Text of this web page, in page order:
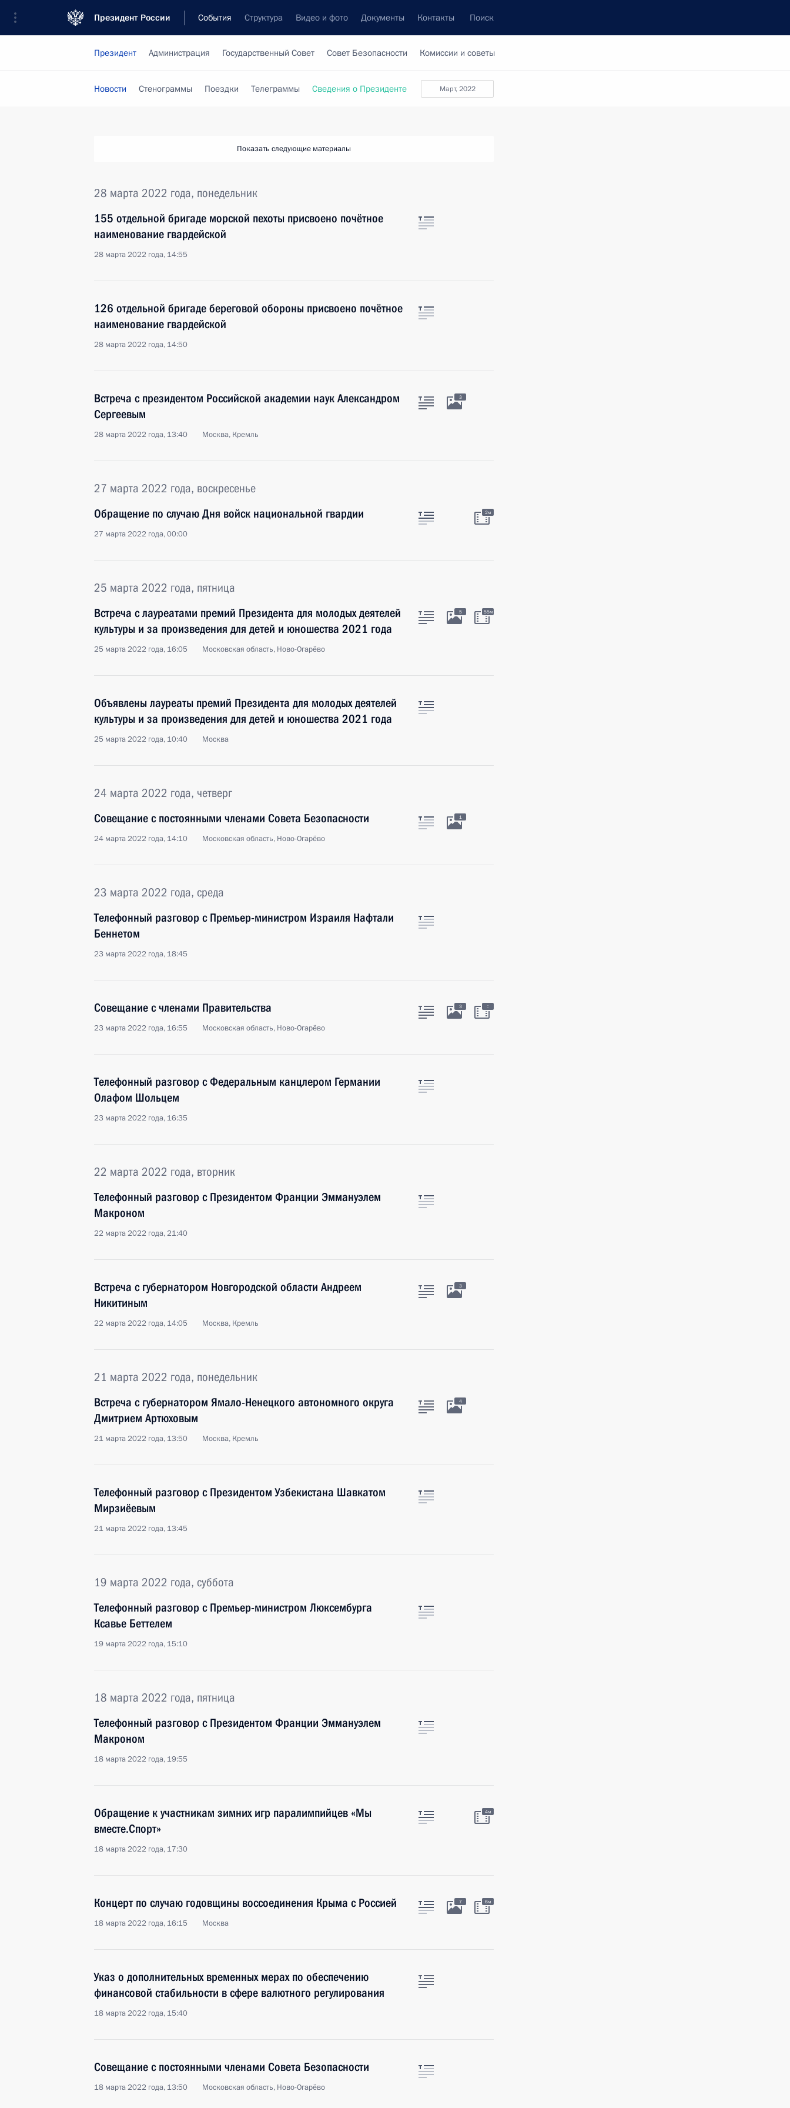
Президент России События Структура Видео и фото Документы Контакты Поиск
Президент Администрация Государственный Совет Совет Безопасности Комиссии и советы
март, 2022
Новости Стенограммы Поездки Телеграммы Сведения о Президенте
Показать следующие материалы
28 марта 2022 года, понедельник
155 отдельной бригаде морской пехоты присвоено почётное
наименование гвардейской
28 марта 2022 года, 14:55
126 отдельной бригаде береговой обороны присвоено почётное
наименование гвардейской
28 марта 2022 года, 14:50
Встреча с президентом Российской академии наук Александром
Сергеевым
28 марта 2022 года, 13:40 Москва, Кремль
3
27 марта 2022 года, воскресенье
Обращение по случаю Дня войск национальной гвардии
27 марта 2022 года, 00:00
2м
25 марта 2022 года, пятница
Встреча с лауреатами премий Президента для молодых деятелей
культуры и за произведения для детей и юношества 2021 года
25 марта 2022 года, 16:05 Московская область, Ново-Огарёво
5 55м
Объявлены лауреаты премий Президента для молодых деятелей
культуры и за произведения для детей и юношества 2021 года
25 марта 2022 года, 10:40 Москва
24 марта 2022 года, четверг
Совещание с постоянными членами Совета Безопасности
24 марта 2022 года, 14:10 Московская область, Ново-Огарёво
1
23 марта 2022 года, среда
Телефонный разговор с Премьер-министром Израиля Нафтали
Беннетом
23 марта 2022 года, 18:45
Совещание с членами Правительства
23 марта 2022 года, 16:55 Московская область, Ново-Огарёво
3 :
Телефонный разговор с Федеральным канцлером Германии
Олафом Шольцем
23 марта 2022 года, 16:35
22 марта 2022 года, вторник
Телефонный разговор с Президентом Франции Эммануэлем
Макроном
22 марта 2022 года, 21:40
Встреча с губернатором Новгородской области Андреем
Никитиным
22 марта 2022 года, 14:05 Москва, Кремль
3
21 марта 2022 года, понедельник
Встреча с губернатором Ямало-Ненецкого автономного округа
Дмитрием Артюховым
21 марта 2022 года, 13:50 Москва, Кремль
4
Телефонный разговор с Президентом Узбекистана Шавкатом
Мирзиёевым
21 марта 2022 года, 13:45
19 марта 2022 года, суббота
Телефонный разговор с Премьер-министром Люксембурга
Ксавье Беттелем
19 марта 2022 года, 15:10
18 марта 2022 года, пятница
Телефонный разговор с Президентом Франции Эммануэлем
Макроном
18 марта 2022 года, 19:55
Обращение к участникам зимних игр паралимпийцев «Мы
вместе.Спорт»
18 марта 2022 года, 17:30
4м
Концерт по случаю годовщины воссоединения Крыма с Россией
18 марта 2022 года, 16:15 Москва
7 6м
Указ о дополнительных временных мерах по обеспечению
финансовой стабильности в сфере валютного регулирования
18 марта 2022 года, 15:40
Совещание с постоянными членами Совета Безопасности
18 марта 2022 года, 13:50 Московская область, Ново-Огарёво